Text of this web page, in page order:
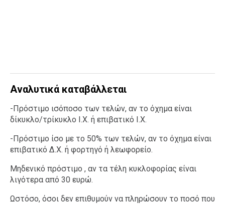
Αναλυτικά καταβάλλεται
-Πρόστιμο ισόποσο των τελών, αν το όχημα είναι
δίκυκλο/τρίκυκλο Ι.Χ. ή επιβατικό Ι.Χ.
-Πρόστιμο ίσο με το 50% των τελών, αν το όχημα είναι
επιβατικό Δ.Χ. ή φορτηγό ή λεωφορείο.
Μηδενικό πρόστιμο , αν τα τέλη κυκλοφορίας είναι
λιγότερα από 30 ευρώ.
Ωστόσο, όσοι δεν επιθυμούν να πληρώσουν το ποσό που